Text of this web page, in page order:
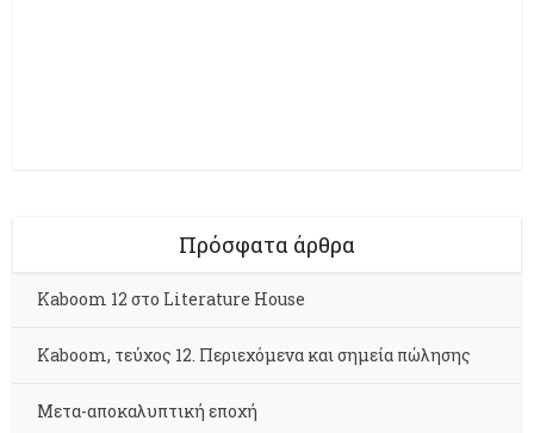
Πρόσφατα άρθρα
Kaboom 12 στο Literature House
Kaboom, τεύχος 12. Περιεχόμενα και σημεία πώλησης
Μετα-αποκαλυπτική εποχή